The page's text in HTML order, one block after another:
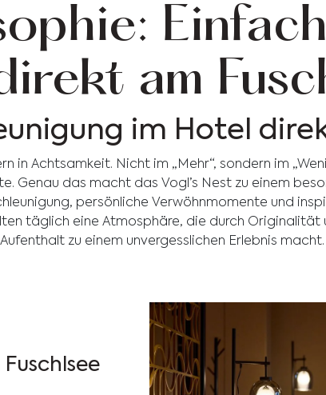
am
im Hotel
in Achtsamkeit. Nicht im „Mehr“, sondern im
Genau das macht das Vogl’s Nest zu einem
persönliche Verwöhnmomente und
täglich eine Atmosphäre, die durch
zu einem unvergesslichen Erlebnis macht.